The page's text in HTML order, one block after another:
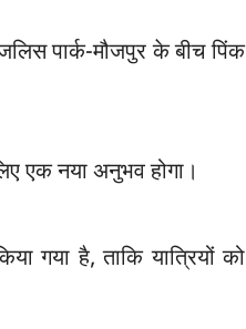
पार्क-मौजपुर के बीच पिंक
एक नया अनुभव होगा।
गया है, ताकि यात्रियों को